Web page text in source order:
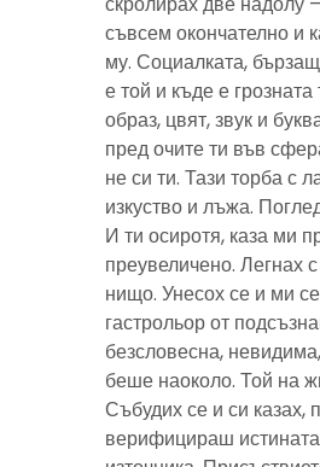
съвсем окончателно и
му. Социалката,
е той и къде е
образ, цвят, звук и
пред очите ти във
не си ти. Тази торба с
изкуство и лъжа.
И ти осиротя, каза ми
преувеличено. Легнах
нищо. Унесох се и ми
гастрольор от
безсловесна,
беше наоколо. Той на
Събудих се и си казах,
верифицираш